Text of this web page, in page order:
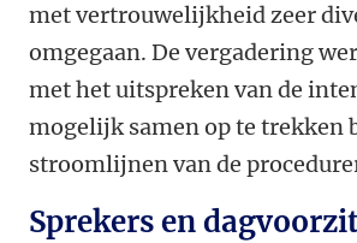
met vertrouwelijkheid zeer
omgegaan. De vergadering
met het uitspreken van de
mogelijk samen op te trekken
stroomlijnen van de
Sprekers en